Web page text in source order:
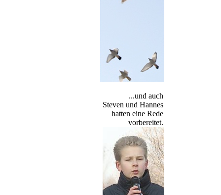
...und auch
Steven und Hannes
hatten eine Rede
vorbereitet.